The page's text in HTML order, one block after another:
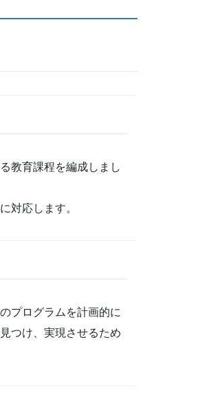
教育課程を編成しまし
対応します。
プログラムを計画的に
つけ、実現させるため